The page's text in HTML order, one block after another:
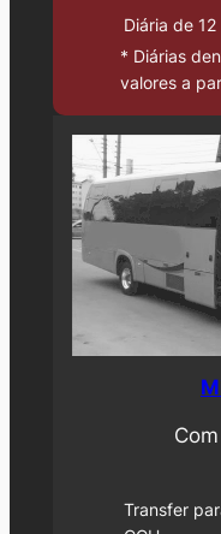
Diária de 12
* Diárias
valores a
Transfer